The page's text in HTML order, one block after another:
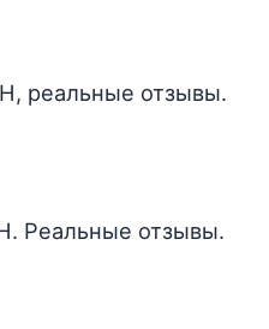
реальные отзывы.
Реальные отзывы.